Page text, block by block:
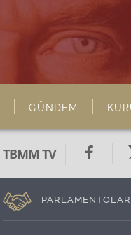
GÜNDEM
TBMM TV